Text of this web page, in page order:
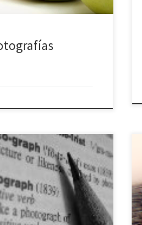
ofertas de trabajo como
de empleo más
de todas las ofertas